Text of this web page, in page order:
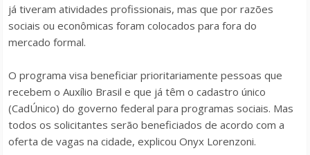
já tiveram atividades profissionais, mas que por razões
sociais ou econômicas foram colocados para fora do
mercado formal.
O programa visa beneficiar prioritariamente pessoas que
recebem o Auxílio Brasil e que já têm o cadastro único
(CadÚnico) do governo federal para programas sociais. Mas
todos os solicitantes serão beneficiados de acordo com a
oferta de vagas na cidade, explicou Onyx Lorenzoni.